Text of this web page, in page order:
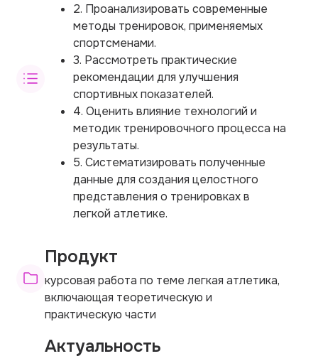
2. Проанализировать современные
методы тренировок, применяемых
спортсменами.
3. Рассмотреть практические
рекомендации для улучшения
спортивных показателей.
4. Оценить влияние технологий и
методик тренировочного процесса на
результаты.
5. Систематизировать полученные
данные для создания целостного
представления о тренировках в
легкой атлетике.
Продукт
курсовая работа по теме легкая атлетика,
включающая теоретическую и
практическую части
Актуальность